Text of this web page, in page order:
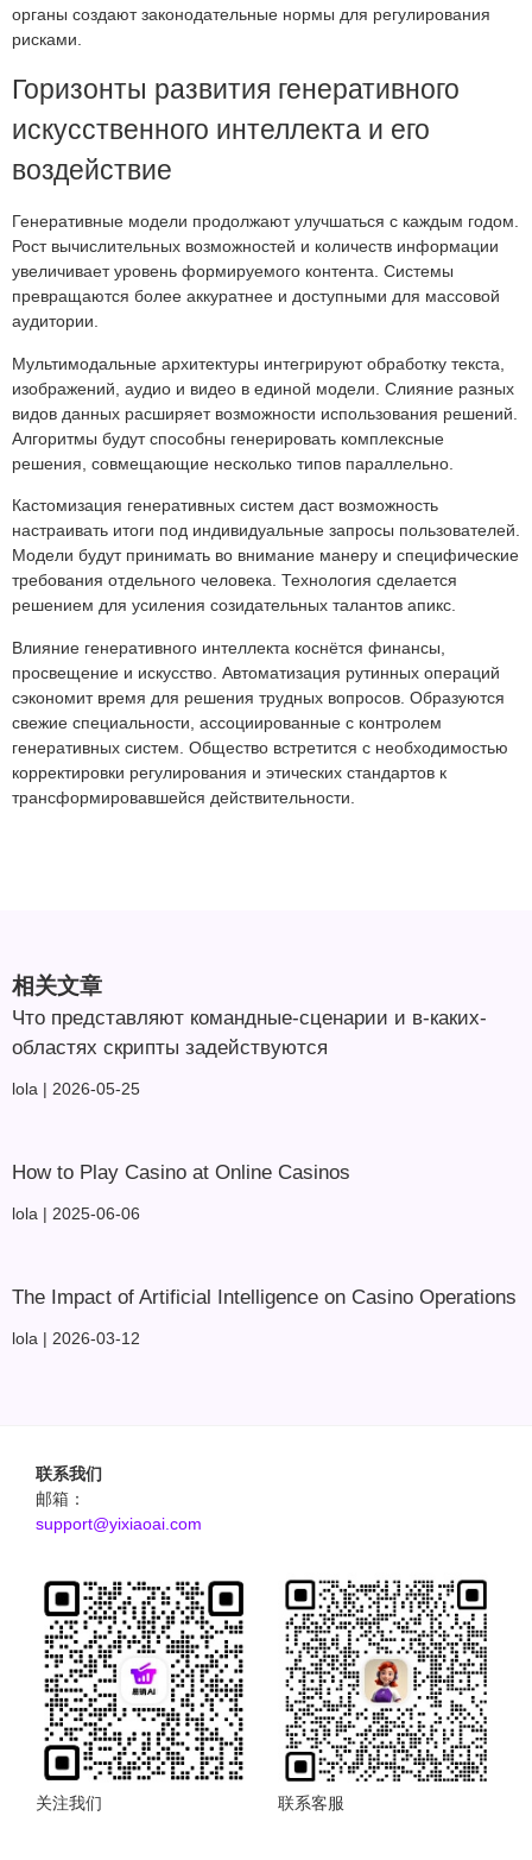
органы создают законодательные нормы для регулирования
рисками.
Горизонты развития генеративного
искусственного интеллекта и его
воздействие
Генеративные модели продолжают улучшаться с каждым годом.
Рост вычислительных возможностей и количеств информации
увеличивает уровень формируемого контента. Системы
превращаются более аккуратнее и доступными для массовой
аудитории.
Мультимодальные архитектуры интегрируют обработку текста,
изображений, аудио и видео в единой модели. Слияние разных
видов данных расширяет возможности использования решений.
Алгоритмы будут способны генерировать комплексные
решения, совмещающие несколько типов параллельно.
Кастомизация генеративных систем даст возможность
настраивать итоги под индивидуальные запросы пользователей.
Модели будут принимать во внимание манеру и специфические
требования отдельного человека. Технология сделается
решением для усиления созидательных талантов апикс.
Влияние генеративного интеллекта коснётся финансы,
просвещение и искусство. Автоматизация рутинных операций
сэкономит время для решения трудных вопросов. Образуются
свежие специальности, ассоциированные с контролем
генеративных систем. Общество встретится с необходимостью
корректировки регулирования и этических стандартов к
трансформировавшейся действительности.
相关文章
Что представляют командные-сценарии и в-каких-
областях скрипты задействуются
lola 2026-05-25
How to Play Casino at Online Casinos
lola 2025-06-06
The Impact of Artificial Intelligence on Casino Operations
lola 2026-03-12
联系我们
邮箱：
support@yixiaoai.com
关注我们 联系客服